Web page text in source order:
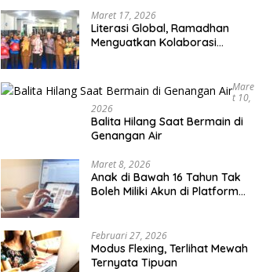
Maret 17, 2026
Literasi Global, Ramadhan
Menguatkan Kolaborasi
Mare
T 10,
2026
Balita Hilang Saat Bermain di
Genangan Air
Maret 8, 2026
Anak di Bawah 16 Tahun Tak
Boleh Miliki Akun di Platform
Februari 27, 2026
Modus Flexing, Terlihat Mewah
Ternyata Tipuan